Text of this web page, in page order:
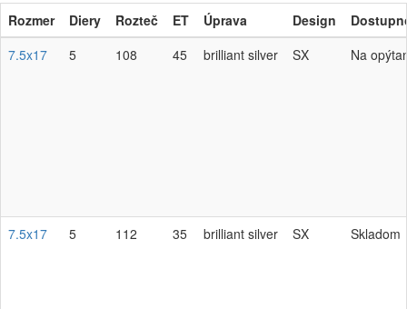
Rozmer Diery Rozteč ET Úprava Design
7.5x17
5 108 45 brilliant silver SX Na
7.5x17 5 112 35 brilliant silver SX Skladom